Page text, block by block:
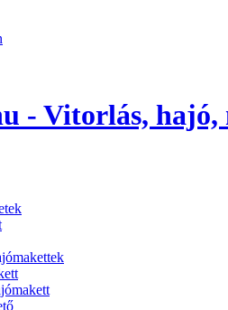
- Vitorlás, hajó,